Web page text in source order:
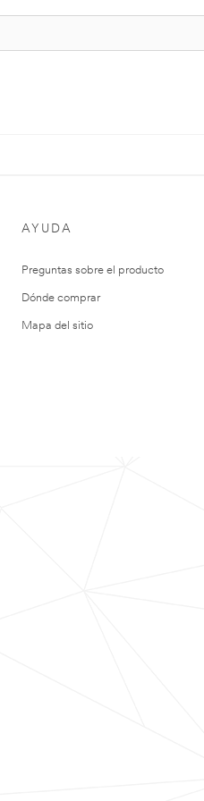
AYUDA
Preguntas sobre el producto
Dónde comprar
Mapa del sitio